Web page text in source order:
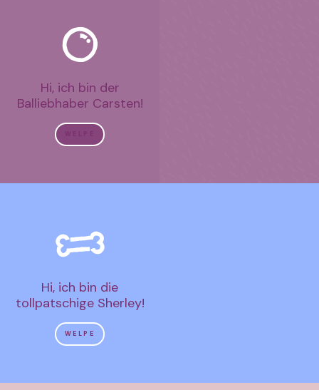
Hi, ich bin der
Balliebhaber Carsten!
Hi, ich bin die
tollpatschige Sherley!
WELPE